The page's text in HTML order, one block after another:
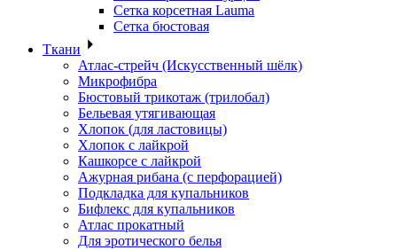
Сетка корсетная Lauma
Сетка бюстовая
Ткани
Атлас-стрейч (Искусственный шёлк)
Микрофибра
Бюстовый трикотаж (трилобал)
Бельевая утягивающая
Хлопок (для ластовицы)
Хлопок с лайкрой
Кашкорсе с лайкрой
Ажурная рибана (с перфорацией)
Подкладка для купальников
Бифлекс для купальников
Атлас прокатный
Для эротического белья